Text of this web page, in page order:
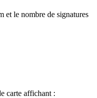
et le nombre de signatures
carte affichant :